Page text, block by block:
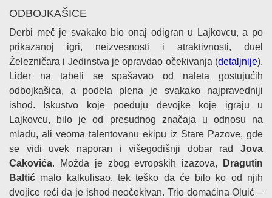
ODBOJKAŠICE
Derbi meč je svakako bio onaj odigran u Lajkovcu, a po
prikazanoj igri, neizvesnosti i atraktivnosti, duel
Železničara i Jedinstva je opravdao očekivanja (detaljnije).
Lider na tabeli se spašavao od naleta gostujućih
odbojkašica, a podela plena je svakako najpravedniji
ishod. Iskustvo koje poeduju devojke koje igraju u
Lajkovcu, bilo je od presudnog značaja u odnosu na
mladu, ali veoma talentovanu ekipu iz Stare Pazove, gde
se vidi uvek naporan i višegodišnji dobar rad Jova
Cakovića. Možda je zbog evropskih izazova,
Dragutin
Baltić malo kalkulisao, tek teško da će bilo ko od njih
dvojice reći da je ishod neočekivan. Trio domaćina Oluić –